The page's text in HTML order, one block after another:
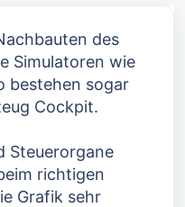
des
Simulatoren wie
bestehen sogar
Cockpit.
Steuerorgane
richtigen
Grafik sehr